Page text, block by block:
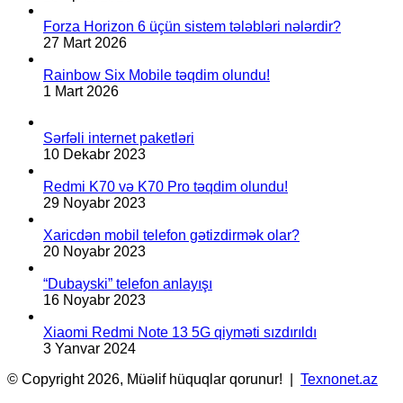
Forza Horizon 6 üçün sistem tələbləri nələrdir?
27 Mart 2026
Rainbow Six Mobile təqdim olundu!
1 Mart 2026
Sərfəli internet paketləri
10 Dekabr 2023
Redmi K70 və K70 Pro təqdim olundu!
29 Noyabr 2023
Xaricdən mobil telefon gətizdirmək olar?
20 Noyabr 2023
“Dubayski” telefon anlayışı
16 Noyabr 2023
Xiaomi Redmi Note 13 5G qiyməti sızdırıldı
3 Yanvar 2024
© Copyright 2026, Müəlif hüquqlar qorunur! | Texnonet.az